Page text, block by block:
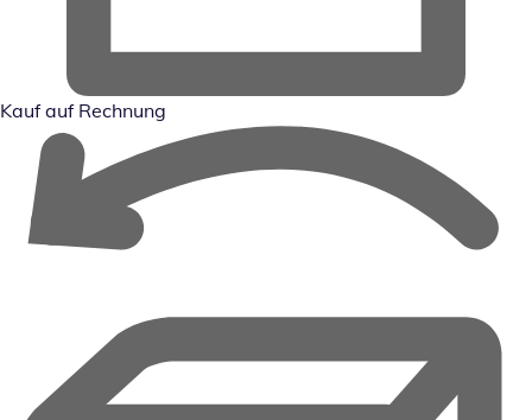
Kauf auf Rechnung